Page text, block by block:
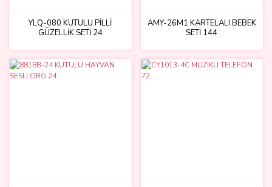
YLQ-080 KUTULU PİLLİ
GÜZELLİK SETİ 24
AMY-26M1 KARTELALI BEBEK
SETİ 144